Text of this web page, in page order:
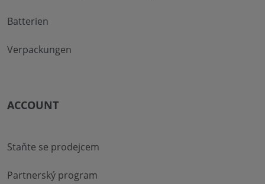
Batterien
Verpackungen
ACCOUNT
Staňte se prodejcem
Partnerský program